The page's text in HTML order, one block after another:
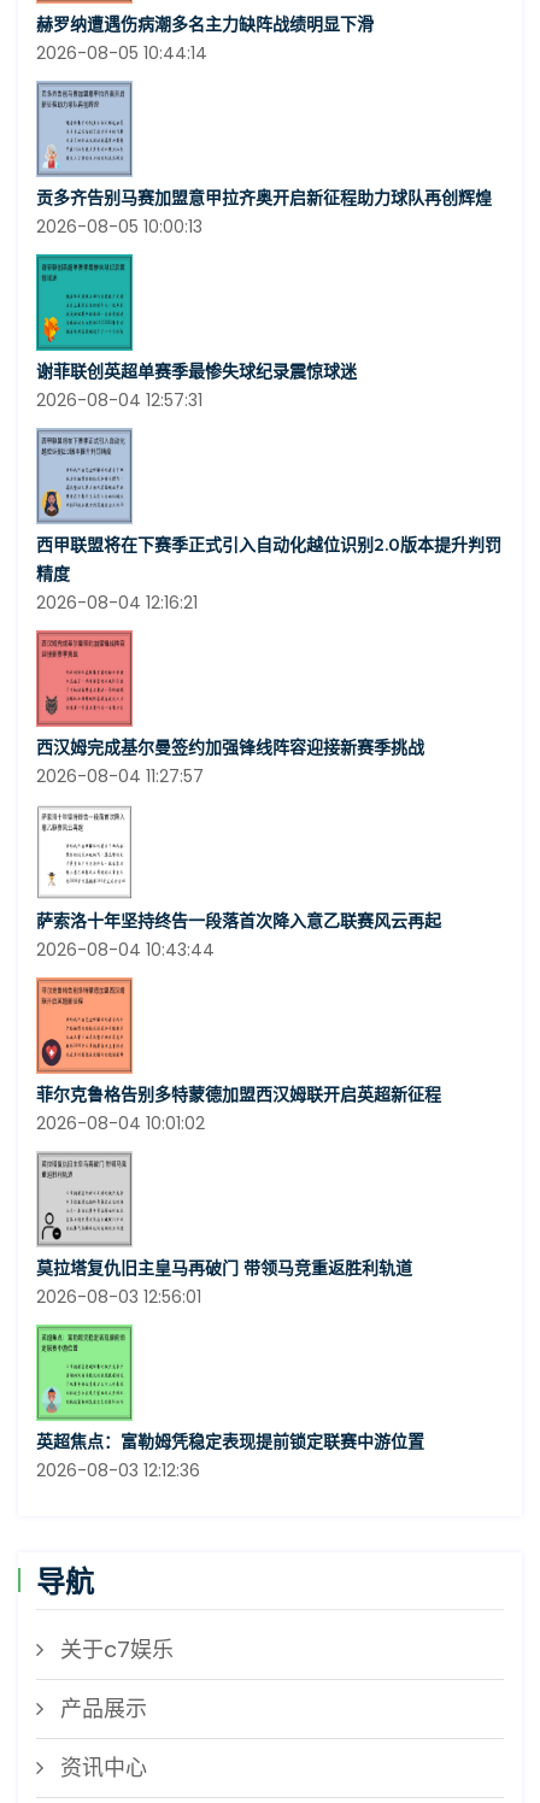
赫罗纳遭遇伤病潮多名主力缺阵战绩明显下滑
2026-08-05 10:44:14
贡多齐告别马赛加盟意甲拉齐奥开启新征程助力球队再创辉煌
2026-08-05 10:00:13
谢菲联创英超单赛季最惨失球纪录震惊球迷
2026-08-04 12:57:31
西甲联盟将在下赛季正式引入自动化越位识别2.0版本提升判罚
精度
2026-08-04 12:16:21
西汉姆完成基尔曼签约加强锋线阵容迎接新赛季挑战
2026-08-04 11:27:57
萨索洛十年坚持终告一段落首次降入意乙联赛风云再起
2026-08-04 10:43:44
菲尔克鲁格告别多特蒙德加盟西汉姆联开启英超新征程
2026-08-04 10:01:02
莫拉塔复仇旧主皇马再破门 带领马竞重返胜利轨道
2026-08-03 12:56:01
英超焦点：富勒姆凭稳定表现提前锁定联赛中游位置
2026-08-03 12:12:36
导航
关于c7娱乐
产品展示
资讯中心